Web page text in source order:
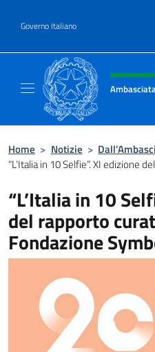
Governo Italiano
Intestazione
Home > Notizie >
“L’Italia in 10 Selfie”. XI edizione
“L’Italia in 10
del rapporto
Fondazione